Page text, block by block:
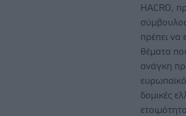
HACRO,
πρέπει να
θέματα
ανάγκη
δομικές